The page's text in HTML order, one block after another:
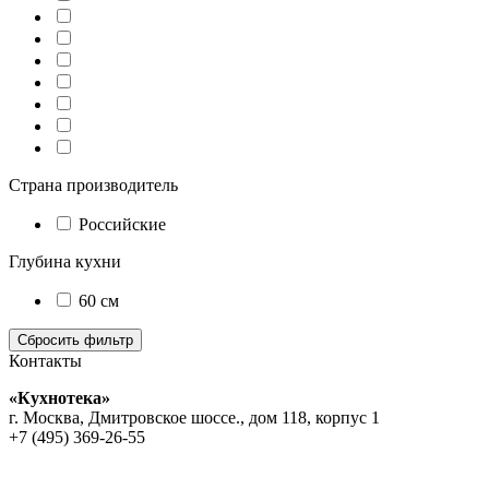
Страна производитель
Российские
Глубина кухни
60 см
Контакты
«Кухнотека»
г. Москва, Дмитровское шоссе., дом 118, корпус 1
+7 (495) 369-26-55